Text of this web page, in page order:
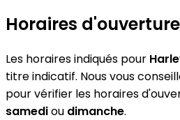
Horaires d'ouverture
Les horaires indiqués pour
titre indicatif. Nous vous
pour vérifier les horaires
samediou dimanche.